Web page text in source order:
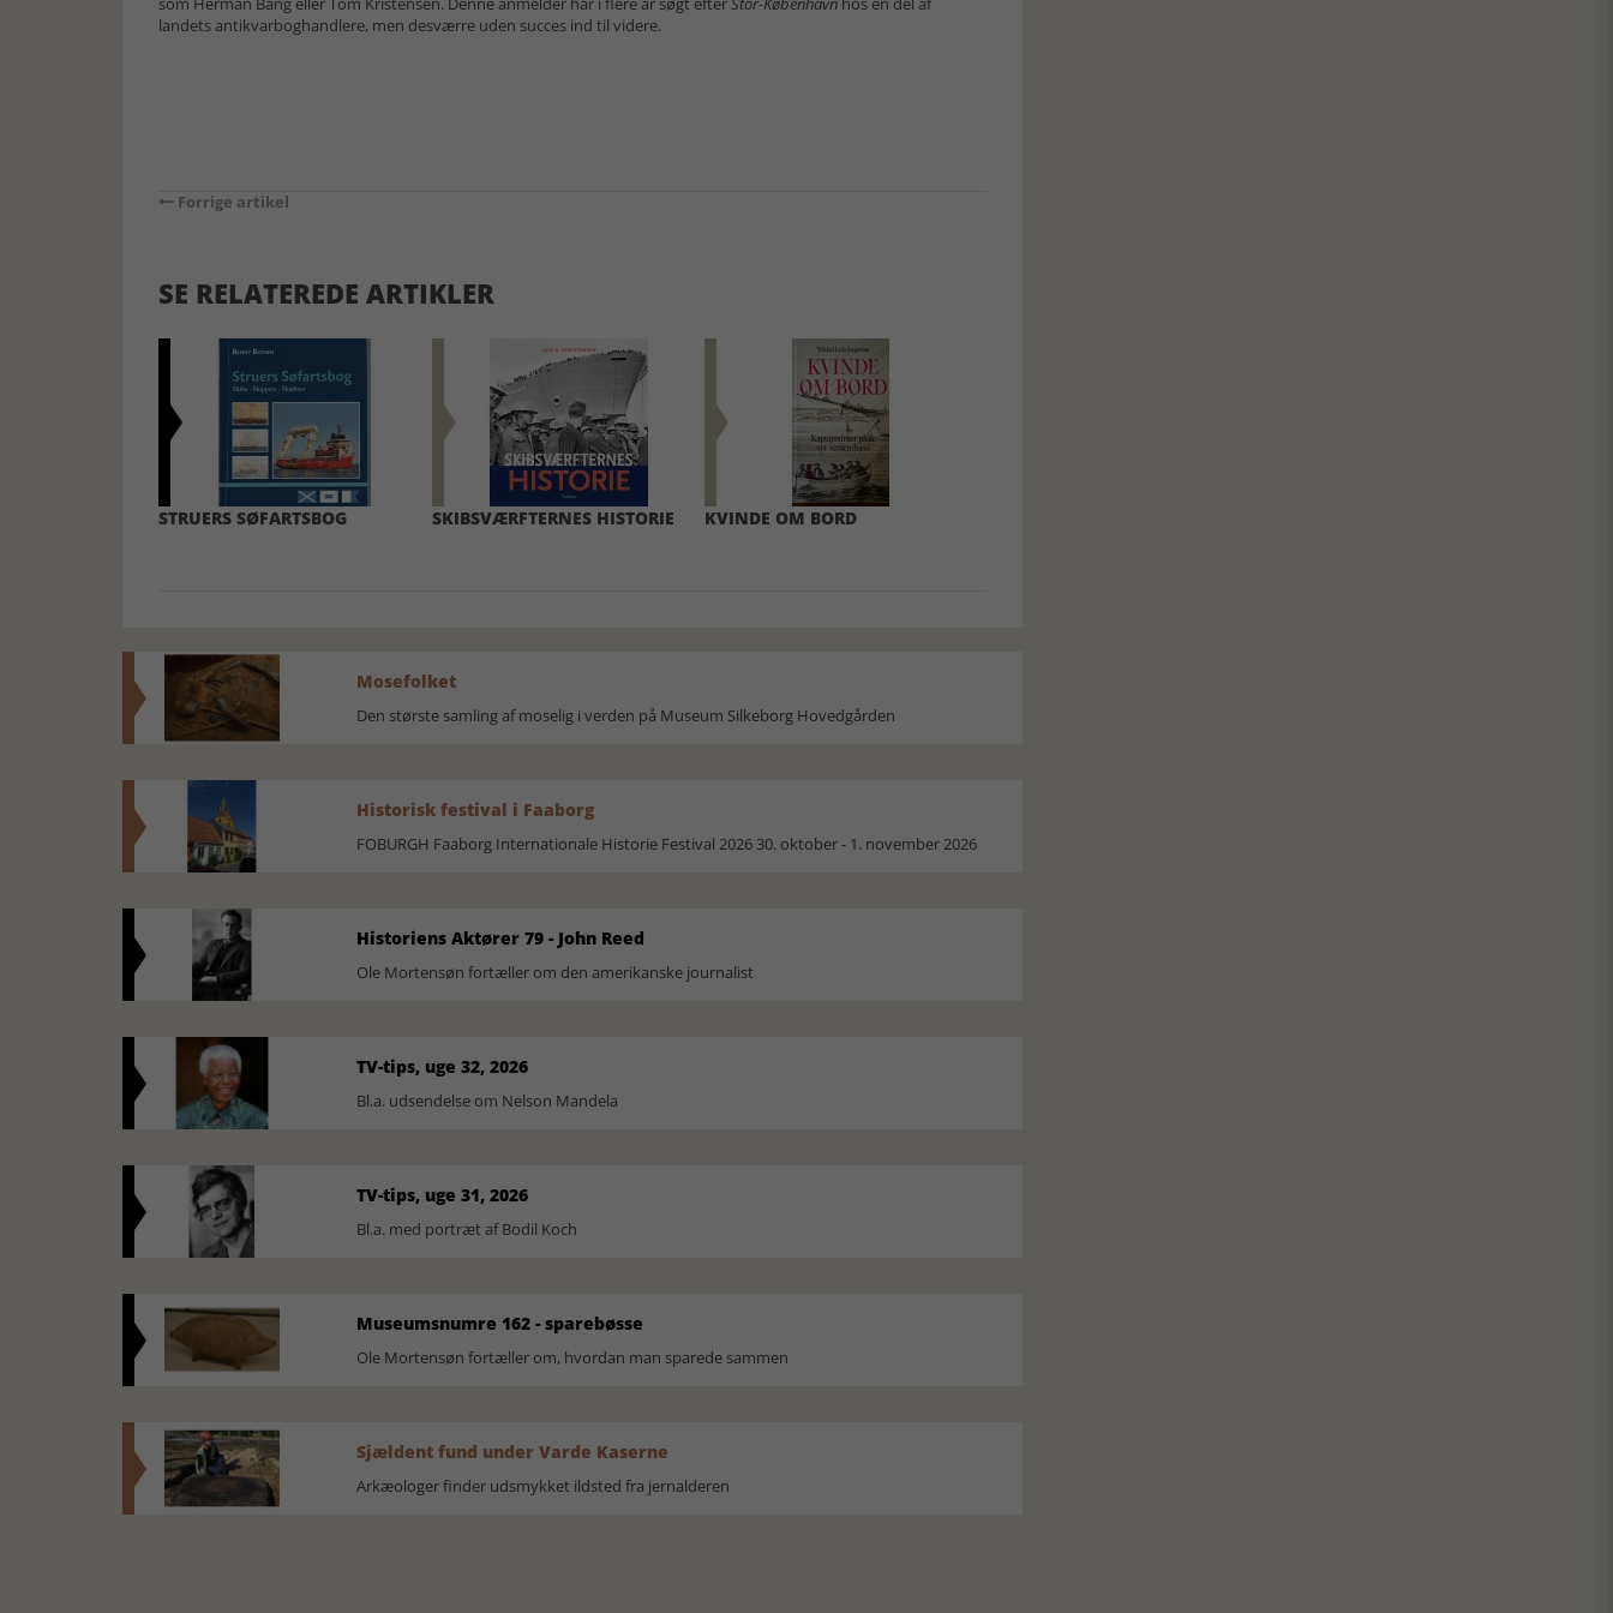
landets antikvarboghandlere, men desværre uden succes ind til videre.
Forrige artikel
SE RELATEREDE ARTIKLER
STRUERS SØFARTSBOG SKIBSVÆRFTERNES HISTORIE KVINDE OM BORD
Mosefolket
Den største samling af moselig i verden på Museum Silkeborg Hovedgården
Historisk festival i Faaborg
FOBURGH Faaborg Internationale Historie Festival 2026 30. oktober - 1. november 2026
Historiens Aktører 79 - John Reed
Ole Mortensøn fortæller om den amerikanske journalist
TV-tips, uge 32, 2026
Bl.a. udsendelse om Nelson Mandela
TV-tips, uge 31, 2026
Bl.a. med portræt af Bodil Koch
Museumsnumre 162 - sparebøsse
Ole Mortensøn fortæller om, hvordan man sparede sammen
Sjældent fund under Varde Kaserne
Arkæologer finder udsmykket ildsted fra jernalderen